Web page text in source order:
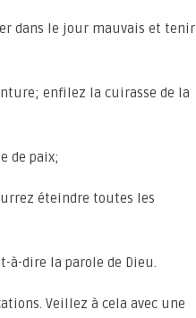
dans le jour mauvais et tenir
enfilez la cuirasse de la
de paix;
éteindre toutes les
à-dire la parole de Dieu.
Veillez à cela avec une